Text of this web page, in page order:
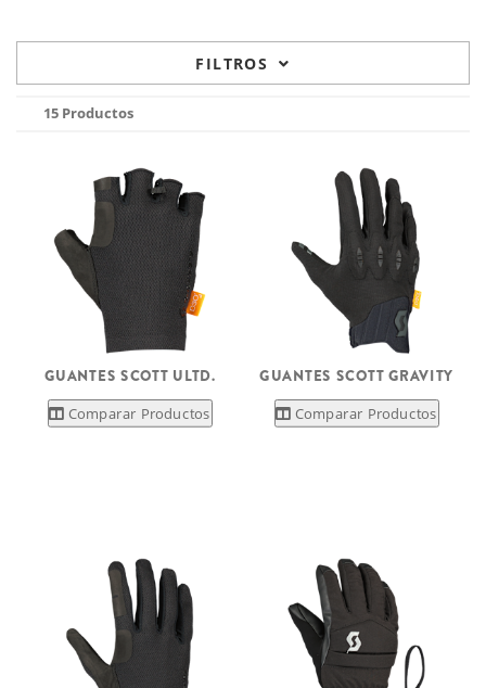
FILTROS
15 Productos
GUANTES SCOTT ULTD.
Comparar Productos
GUANTES SCOTT GRAVITY
Comparar Productos